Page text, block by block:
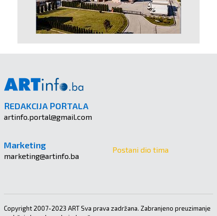
REDAKCIJA PORTALA
artinfo.portal@gmail.com
Marketing
marketing@artinfo.ba
Postani dio tima
Copyright 2007-2023 ART Sva prava zadržana. Zabranjeno preuzimanje